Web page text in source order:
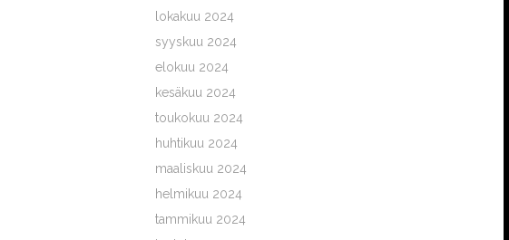
lokakuu 2024
syyskuu 2024
elokuu 2024
kesäkuu 2024
toukokuu 2024
huhtikuu 2024
maaliskuu 2024
helmikuu 2024
tammikuu 2024